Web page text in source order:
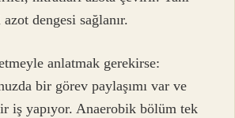
dengesi sağlanır.
anlatmak gerekirse:
bir görev paylaşımı var ve
iş yapıyor. Anaerobik bölüm tek